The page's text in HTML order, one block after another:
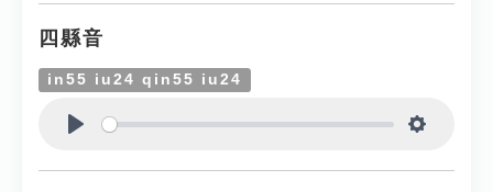
四縣音
in55 iu24 qin55 iu24